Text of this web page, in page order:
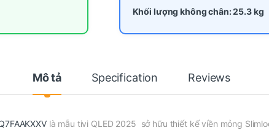
Khối lượng không chân:25.3 kg
Mô tả Specification Reviews
là mẫu tivi QLED 2025 sở hữu thiết kế viền mỏng